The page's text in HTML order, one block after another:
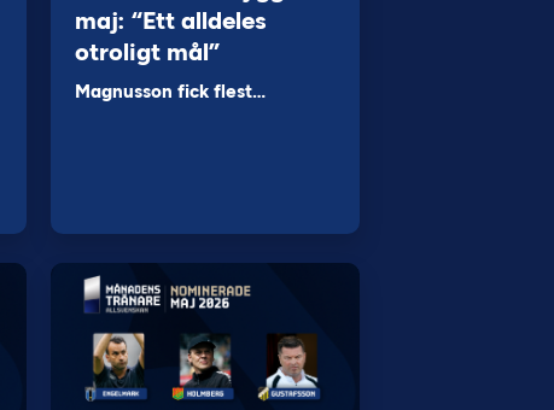
maj: “Ett alldeles
otroligt mål”
Magnusson fick flest…